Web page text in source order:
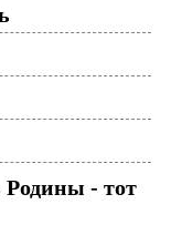
Родины - тот